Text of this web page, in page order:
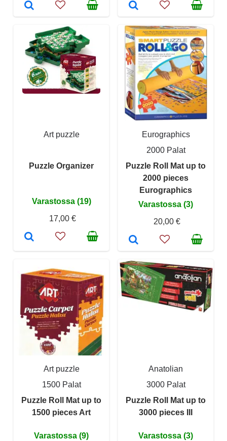
Art puzzle
Puzzle Organizer
Varastossa (19)
17,00 €
Eurographics
2000 Palat
Puzzle Roll Mat up to
2000 pieces
Eurographics
Varastossa (3)
20,00 €
Art puzzle
1500 Palat
Puzzle Roll Mat up to
1500 pieces Art
Varastossa (9)
Anatolian
3000 Palat
Puzzle Roll Mat up to
3000 pieces III
Varastossa (3)